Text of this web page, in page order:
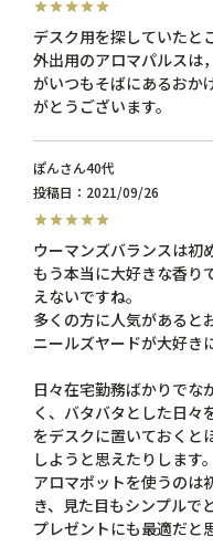
デスク用を探していたと
外出用のアロマパルスは
がいつもそばにあるおか
がとうございます。
ぽん
40代
投稿日
2021/09/26
ウーマンズバランスは初
もう本当に大好きな香り
えないですね。
多くの方に人気があると
ニールズヤードが大好き
日々在宅勤務ばかりでな
く、バタバタとした日々
をデスクに置いておくと
しようと思えたりします。
アロマポットを使うのは
き、見た目もシンプルで
プレゼントにも最適だと